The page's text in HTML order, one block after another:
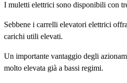
I muletti elettrici sono disponibili con
Sebbene i carrelli elevatori elettrici
carichi utili elevati.
Un importante vantaggio degli
molto elevata già a bassi regimi.